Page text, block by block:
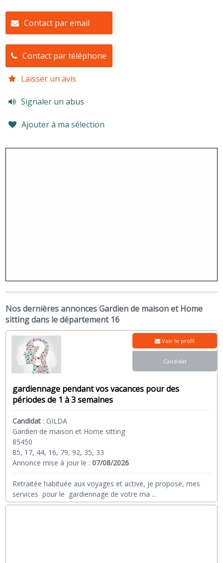
Contact par email
Contact par téléphone
Laisser un avis
Signaler un abus
Ajouter à ma sélection
Nos dernières annonces Gardien de maison et Home
sitting dans le département 16
gardiennage pendant vos vacances pour des
périodes de 1 à 3 semaines
Candidat : GILDA
Gardien de maison et Home sitting
85450
85, 17, 44, 16, 79, 92, 35, 33
Annonce mise à jour le :07/08/2026
Retraitée habituée aux voyages et active, je propose, mes
services pour le gardiennage de votre ma ...
Voir le profil
Candidat